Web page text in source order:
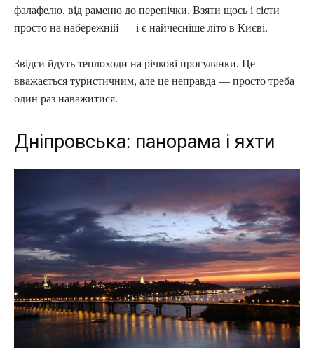
фалафелю, від раменю до перепічки. Взяти щось і сісти
просто на набережній — і є найчесніше літо в Києві.
Звідси йдуть теплоходи на річкові прогулянки. Це
вважається туристичним, але це неправда — просто треба
один раз наважитися.
Дніпровська: панорама і яхти